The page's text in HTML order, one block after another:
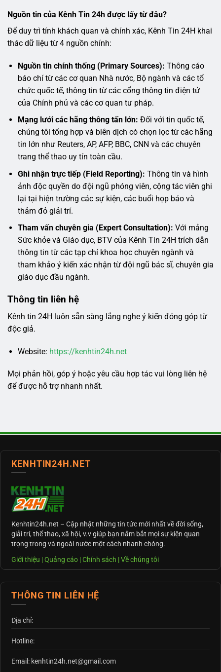
Nguồn tin của Kênh Tin 24h được lấy từ đâu?
Để duy trì tính khách quan và chính xác, Kênh Tin 24H khai
thác dữ liệu từ 4 nguồn chính:
Nguồn tin chính thống (Primary Sources): Thông cáo
báo chí từ các cơ quan Nhà nước, Bộ ngành và các tổ
chức quốc tế, thông tin từ các cổng thông tin điện tử
của Chính phủ và các cơ quan tư pháp.
Mạng lưới các hãng thông tấn lớn: Đối với tin quốc tế,
chúng tôi tổng hợp và biên dịch có chọn lọc từ các hãng
tin lớn như Reuters, AP, AFP, BBC, CNN và các chuyên
trang thể thao uy tín toàn cầu.
Ghi nhận trực tiếp (Field Reporting): Thông tin và hình
ảnh độc quyền do đội ngũ phóng viên, cộng tác viên ghi
lại tại hiện trường các sự kiện, các buổi họp báo và
thảm đỏ giải trí.
Tham vấn chuyên gia (Expert Consultation): Với mảng
Sức khỏe và Giáo dục, BTV của Kênh Tin 24H trích dẫn
thông tin từ các tạp chí khoa học chuyên ngành và
tham khảo ý kiến xác nhận từ đội ngũ bác sĩ, chuyên gia
giáo dục đầu ngành.
Thông tin liên hệ
Kênh tin 24H luôn sẵn sàng lắng nghe ý kiến đóng góp từ
độc giả.
Website: https://kenhtin24h.net
Mọi phản hồi, góp ý hoặc yêu cầu hợp tác vui lòng liên hệ
để được hỗ trợ nhanh nhất.
KENHTIN24H.NET
Kenhtin24h.net – Cập nhật những tin tức mới nhất về đời sống,
giải trí, thể thao, xã hội, v.v giúp bạn nắm bắt mọi sự kiện quan
trọng trong và ngoài nước một cách nhanh chóng.
Giới thiệu |Quảng cáo |Chính sách |Về chúng tôi
THÔNG TIN LIÊN HỆ
Địa chỉ:
Hotline:
Email: kenhtin24h.net@gmail.com